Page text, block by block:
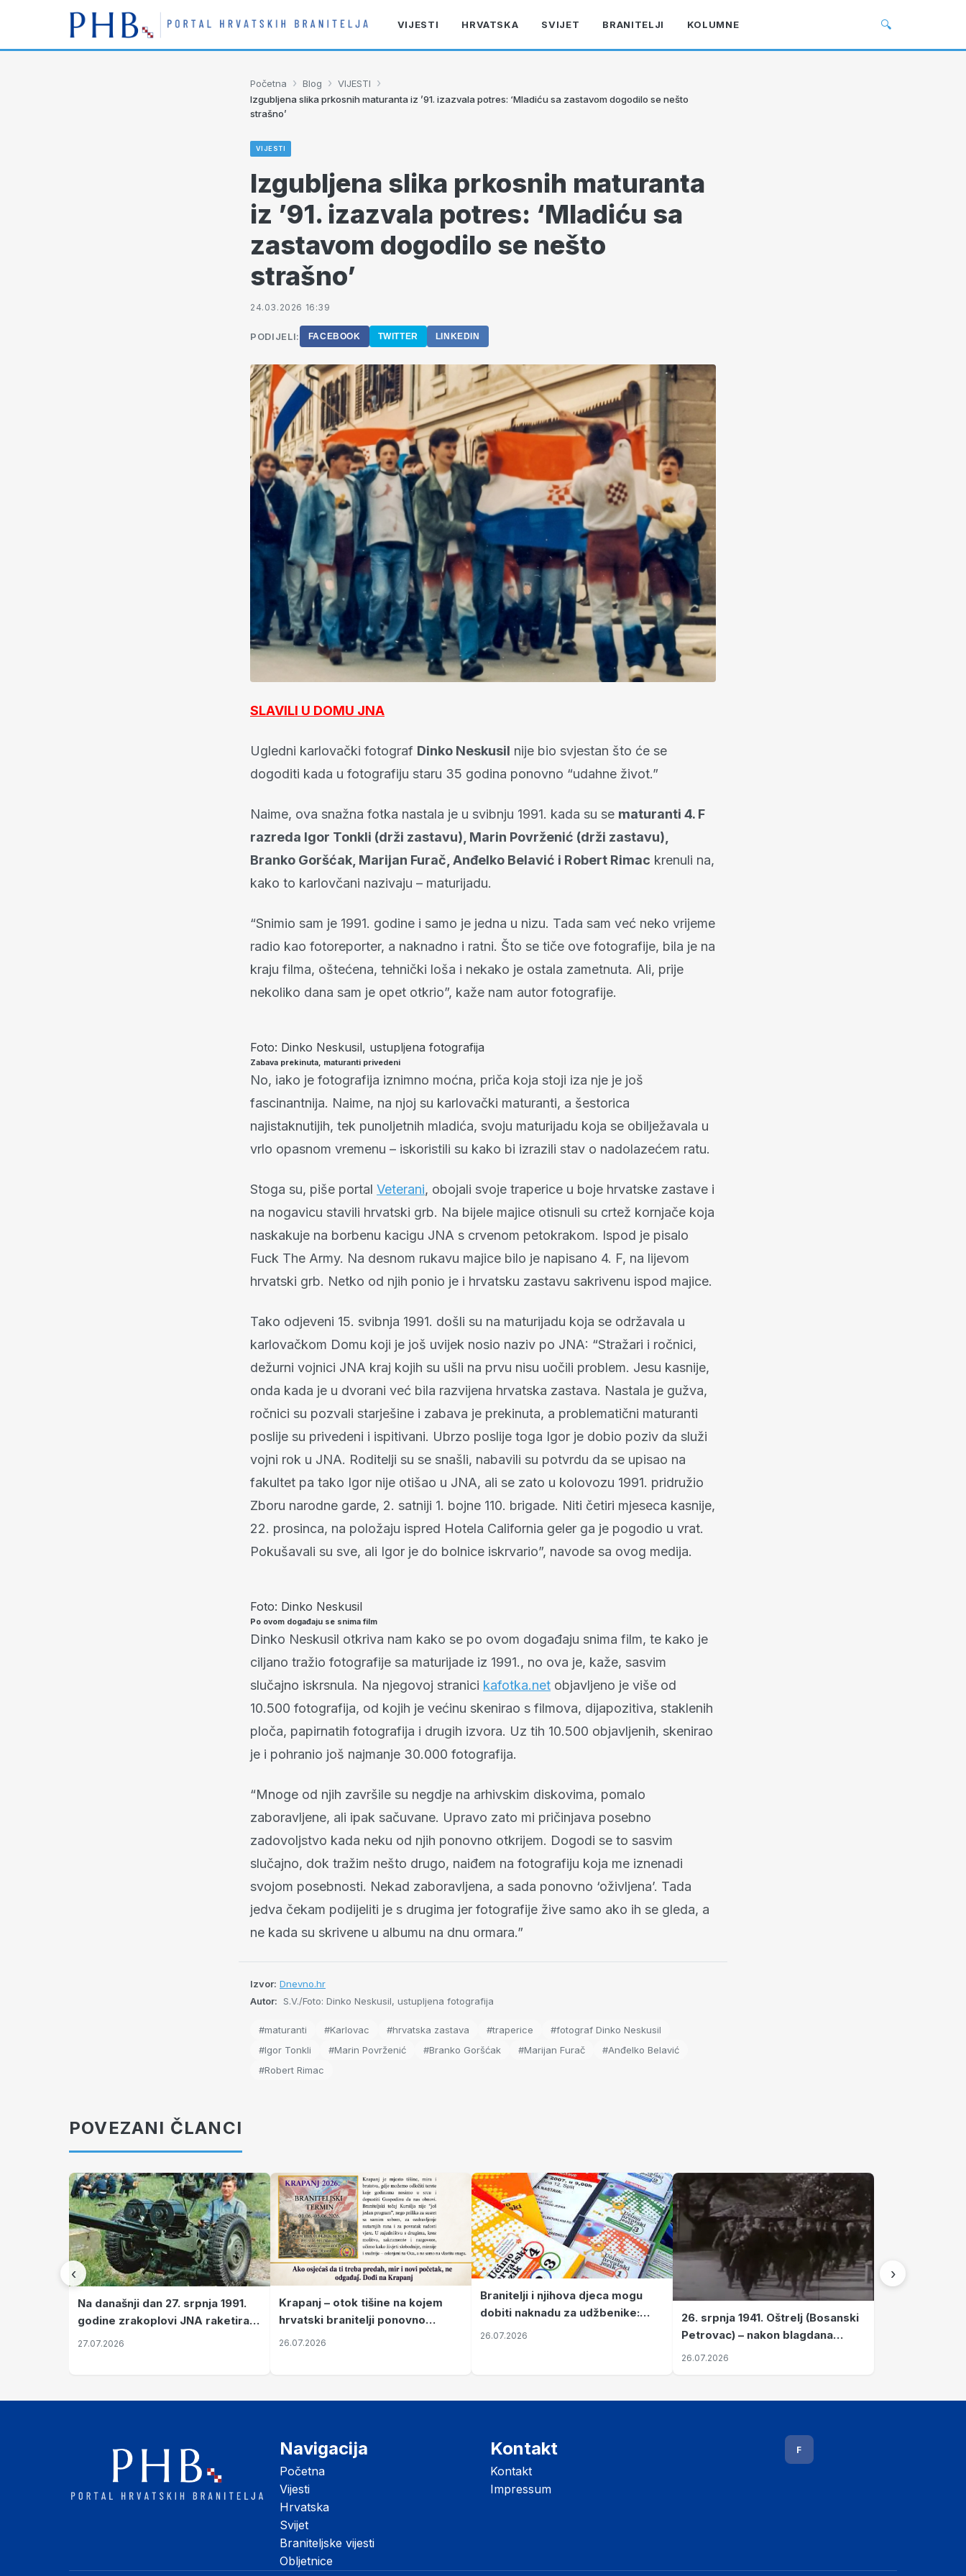
VIJESTI HRVATSKA SVIJET BRANITELJI KOLUMNE 🔍
Početna › Blog › VIJESTI ›
Izgubljena slika prkosnih maturanta iz ’91. izazvala potres: ‘Mladiću sa zastavom dogodilo se nešto
strašno’
VIJESTI
Izgubljena slika prkosnih maturanta
iz ’91. izazvala potres: ‘Mladiću sa
zastavom dogodilo se nešto
strašno’
24.03.2026 16:39
PODIJELI: FACEBOOK TWITTER LINKEDIN
SLAVILI U DOMU JNA
Ugledni karlovački fotograf Dinko Neskusil nije bio svjestan što će se
dogoditi kada u fotografiju staru 35 godina ponovno “udahne život.”
Naime, ova snažna fotka nastala je u svibnju 1991. kada su se maturanti 4. F
razreda Igor Tonkli (drži zastavu), Marin Povrženić (drži zastavu),
Branko Goršćak, Marijan Furač, Anđelko Belavić i Robert Rimac krenuli na,
kako to karlovčani nazivaju – maturijadu.
“Snimio sam je 1991. godine i samo je jedna u nizu. Tada sam već neko vrijeme
radio kao fotoreporter, a naknadno i ratni. Što se tiče ove fotografije, bila je na
kraju filma, oštećena, tehnički loša i nekako je ostala zametnuta. Ali, prije
nekoliko dana sam je opet otkrio”, kaže nam autor fotografije.
Foto: Dinko Neskusil, ustupljena fotografija
Zabava prekinuta, maturanti privedeni
No, iako je fotografija iznimno moćna, priča koja stoji iza nje je još
fascinantnija. Naime, na njoj su karlovački maturanti, a šestorica
najistaknutijih, tek punoljetnih mladića, svoju maturijadu koja se obilježavala u
vrlo opasnom vremenu – iskoristili su kako bi izrazili stav o nadolazećem ratu.
Stoga su, piše portal Veterani, obojali svoje traperice u boje hrvatske zastave i
na nogavicu stavili hrvatski grb. Na bijele majice otisnuli su crtež kornjače koja
naskakuje na borbenu kacigu JNA s crvenom petokrakom. Ispod je pisalo
Fuck The Army. Na desnom rukavu majice bilo je napisano 4. F, na lijevom
hrvatski grb. Netko od njih ponio je i hrvatsku zastavu sakrivenu ispod majice.
Tako odjeveni 15. svibnja 1991. došli su na maturijadu koja se održavala u
karlovačkom Domu koji je još uvijek nosio naziv po JNA: “Stražari i ročnici,
dežurni vojnici JNA kraj kojih su ušli na prvu nisu uočili problem. Jesu kasnije,
onda kada je u dvorani već bila razvijena hrvatska zastava. Nastala je gužva,
ročnici su pozvali starješine i zabava je prekinuta, a problematični maturanti
poslije su privedeni i ispitivani. Ubrzo poslije toga Igor je dobio poziv da služi
vojni rok u JNA. Roditelji su se snašli, nabavili su potvrdu da se upisao na
fakultet pa tako Igor nije otišao u JNA, ali se zato u kolovozu 1991. pridružio
Zboru narodne garde, 2. satniji 1. bojne 110. brigade. Niti četiri mjeseca kasnije,
22. prosinca, na položaju ispred Hotela California geler ga je pogodio u vrat.
Pokušavali su sve, ali Igor je do bolnice iskrvario”, navode sa ovog medija.
Foto: Dinko Neskusil
Po ovom događaju se snima film
Dinko Neskusil otkriva nam kako se po ovom događaju snima film, te kako je
ciljano tražio fotografije sa maturijade iz 1991., no ova je, kaže, sasvim
slučajno iskrsnula. Na njegovoj stranici kafotka.net objavljeno je više od
10.500 fotografija, od kojih je većinu skenirao s filmova, dijapozitiva, staklenih
ploča, papirnatih fotografija i drugih izvora. Uz tih 10.500 objavljenih, skenirao
je i pohranio još najmanje 30.000 fotografija.
“Mnoge od njih završile su negdje na arhivskim diskovima, pomalo
zaboravljene, ali ipak sačuvane. Upravo zato mi pričinjava posebno
zadovoljstvo kada neku od njih ponovno otkrijem. Dogodi se to sasvim
slučajno, dok tražim nešto drugo, naiđem na fotografiju koja me iznenadi
svojom posebnosti. Nekad zaboravljena, a sada ponovno ‘oživljena’. Tada
jedva čekam podijeliti je s drugima jer fotografije žive samo ako ih se gleda, a
ne kada su skrivene u albumu na dnu ormara.”
Izvor: Dnevno.hr
Autor: S.V./Foto: Dinko Neskusil, ustupljena fotografija
#maturanti #Karlovac #hrvatska zastava #traperice
#fotograf Dinko Neskusil
#Igor Tonkli
#Marin Povrženić #Branko Goršćak #Marijan Furač
#Anđelko Belavić
#Robert Rimac
POVEZANI ČLANCI
‹
Na današnji dan 27. srpnja 1991.
godine zrakoplovi JNA raketirali
su vojarnu i obučni centar "Nikola
27.07.2026
Krapanj – otok tišine na kojem
hrvatski branitelji ponovno
pronalaze mir
26.07.2026
Branitelji i njihova djeca mogu
dobiti naknadu za udžbenike:
zahtjevi se podnose do 31.
26.07.2026
26. srpnja 1941. Oštrelj (Bosanski
Petrovac) – nakon blagdana
Svete Ane izvršen napad srpskih
26.07.2026
›
Navigacija
Početna
Vijesti
Hrvatska
Svijet
Braniteljske vijesti
Obljetnice
Kontakt
Kontakt
Impressum
F